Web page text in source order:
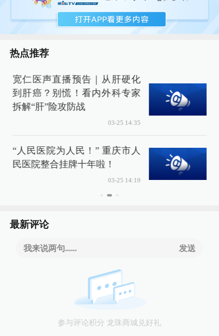
热点推荐
宽仁医声直播预告｜从肝硬化
到肝癌？别慌！看内外科专家
拆解“肝”险攻防战
03-25 14:35
“人民医院为人民！” 重庆市人
民医院整合挂牌十年啦！
03-25 14:19
最新评论
我来说两句...... 发送
参与评论积分 龙珠商城兑好礼